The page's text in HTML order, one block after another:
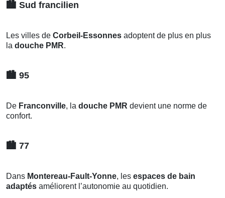
🏙️ Sud francilien
Les villes de Corbeil-Essonnes adoptent de plus en plus
la douche PMR.
🏙️ 95
De Franconville, la douche PMR devient une norme de
confort.
🏙️ 77
Dans Montereau-Fault-Yonne, les espaces de bain
adaptés améliorent l’autonomie au quotidien.